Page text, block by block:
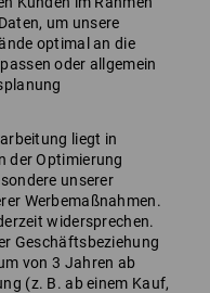
um unsere
optimal an die
oder allgemein
liegt in
der Optimierung
unserer
Werbemaßnahmen.
widersprechen.
Geschäftsbeziehung
von 3 Jahren ab
(z. B. ab einem Kauf,